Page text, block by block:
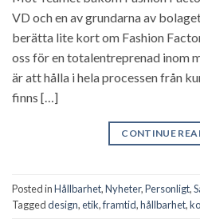
VD och en av grundarna av
berätta lite kort om Fashion
oss för en totalentreprenad inom
är att hålla i hela processen från
finns […]
CONTINUE
Posted inHållbarhet,Nyheter,Personligt,
Taggeddesign,etik,framtid,hållbarhet,